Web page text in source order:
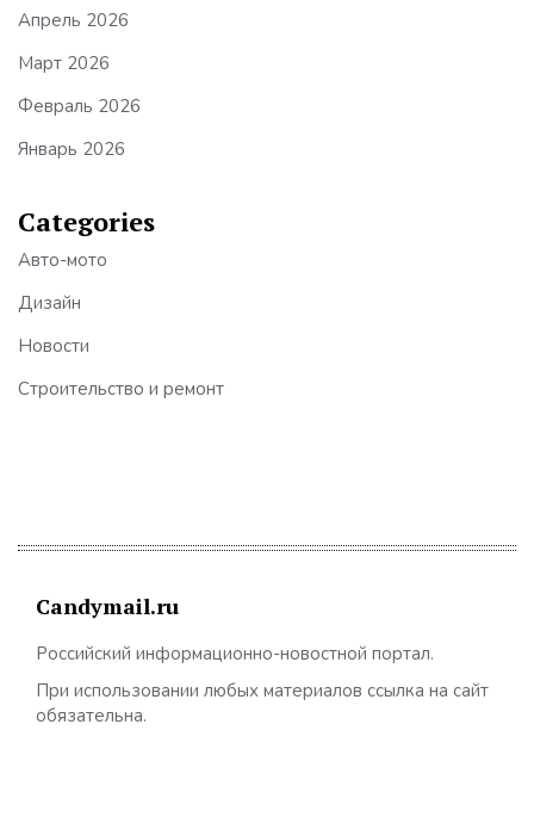
Апрель 2026
Март 2026
Февраль 2026
Январь 2026
Categories
Авто-мото
Дизайн
Новости
Строительство и ремонт
Candymail.ru
Российский информационно-новостной портал.
При использовании любых материалов ссылка на сайт
обязательна.